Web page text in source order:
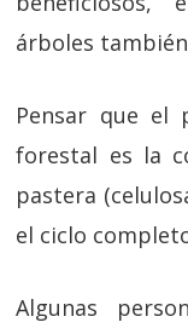
árboles
Pensar que el
forestal es la
pastera
el ciclo
Algunas